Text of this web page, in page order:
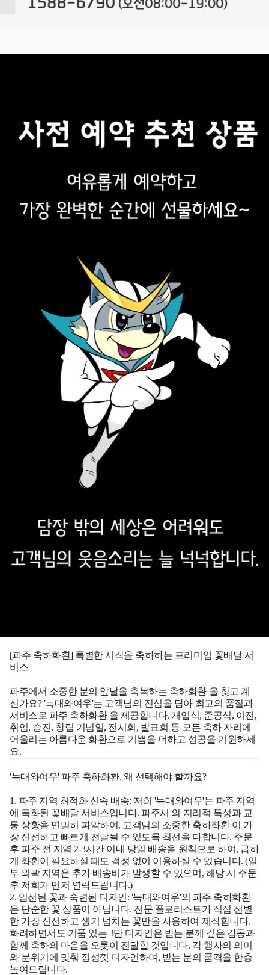
[파주 축하화환] 특별한 시작을 축하하는 프리미엄 꽃배달 서
비스
파주에서 소중한 분의 앞날을 축복하는 축하화환 을 찾고 계
신가요? '늑대와여우'는 고객님의 진심을 담아 최고의 품질과
서비스로 파주 축하화환 을 제공합니다. 개업식, 준공식, 이전,
취임, 승진, 창립 기념일, 전시회, 발표회 등 모든 축하 자리에
어울리는 아름다운 화환으로 기쁨을 더하고 성공을 기원하세
요.
'늑대와여우' 파주 축하화환, 왜 선택해야 할까요?
1. 파주 지역 최적화 신속 배송: 저희 '늑대와여우'는 파주 지역
에 특화된 꽃배달 서비스입니다. 파주시 의 지리적 특성과 교
통 상황을 면밀히 파악하여, 고객님의 소중한 축하화환 이 가
장 신선하고 빠르게 전달될 수 있도록 최선을 다합니다. 주문
후 파주 전 지역 2-3시간 이내 당일 배송을 원칙으로 하여, 급하
게 화환이 필요하실 때도 걱정 없이 이용하실 수 있습니다. (일
부 외곽 지역은 추가 배송비가 발생할 수 있으며, 해당 시 주문
후 저희가 먼저 연락드립니다.)
2. 엄선된 꽃과 숙련된 디자인: '늑대와여우'의 파주 축하화환
은 단순한 꽃 상품이 아닙니다. 전문 플로리스트가 직접 선별
한 가장 신선하고 생기 넘치는 꽃만을 사용하여 제작합니다.
화려하면서도 기품 있는 3단 디자인은 받는 분께 깊은 감동과
함께 축하의 마음을 오롯이 전달할 것입니다. 각 행사의 의미
와 분위기에 맞춰 정성껏 디자인하며, 받는 분의 품격을 한층
높여드립니다.